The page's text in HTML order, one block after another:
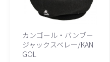
カンゴール・バンブー
ジャックスベレー/KAN
GOL